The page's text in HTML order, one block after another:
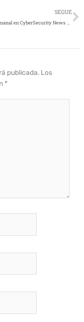
SEGUE
Resumen semanal en CyberSecurity News – 26 de noviembre de 2021
publicada. Los
*